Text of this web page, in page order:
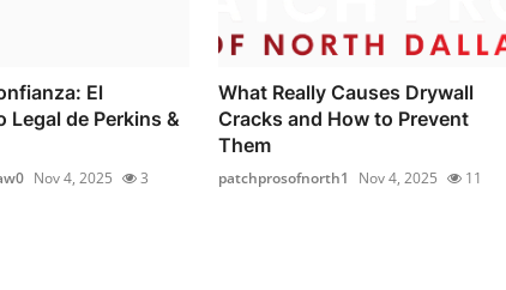
El
Legal de Perkins &
Nov 4, 2025 3
What Really Causes Drywall
Cracks and How to Prevent
Them
patchprosofnorth1 Nov 4, 2025 11